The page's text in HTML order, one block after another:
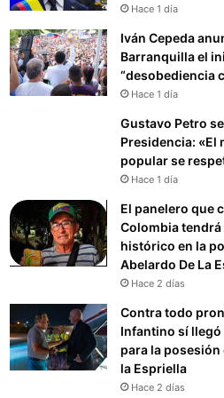
Hace 1 día
Iván Cepeda
Barranquilla el
“desobediencia
Hace 1 día
Gustavo Petro
Presidencia: «El
popular se
Hace 1 día
El panelero que
Colombia
histórico en la
Abelardo De La
Hace 2 días
Contra todo
Infantino sí llegó
para la
la Espriella
Hace 2 días